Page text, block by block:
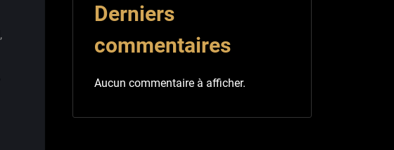
,
Derniers
commentaires
Aucun commentaire à afficher.